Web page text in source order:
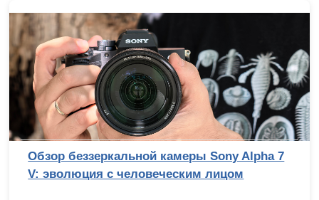
Обзор беззеркальной камеры Sony Alpha 7
V: эволюция с человеческим лицом